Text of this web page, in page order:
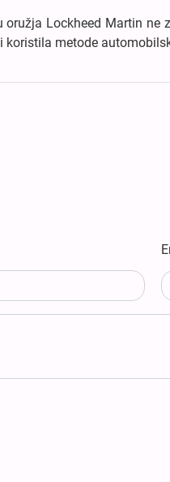
Lockheed Martin
koristila metode